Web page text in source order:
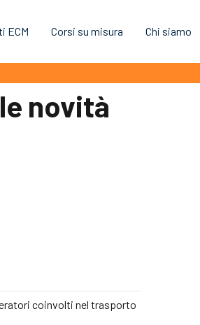
ECM Corsi su misura Chi siamo
novità
coinvolti nel trasporto